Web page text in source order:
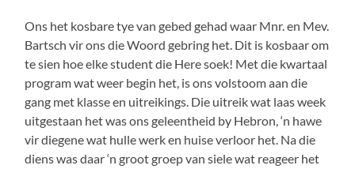
Ons het kosbare tye van gebed gehad waar Mnr. en Mev.
Bartsch vir ons die Woord gebring het. Dit is kosbaar om
te sien hoe elke student die Here soek! Met die kwartaal
program wat weer begin het, is ons volstoom aan die
gang met klasse en uitreikings. Die uitreik wat laas week
uitgestaan het was ons geleentheid by Hebron, ‘n hawe
vir diegene wat hulle werk en huise verloor het. Na die
diens was daar ‘n groot groep van siele wat reageer het